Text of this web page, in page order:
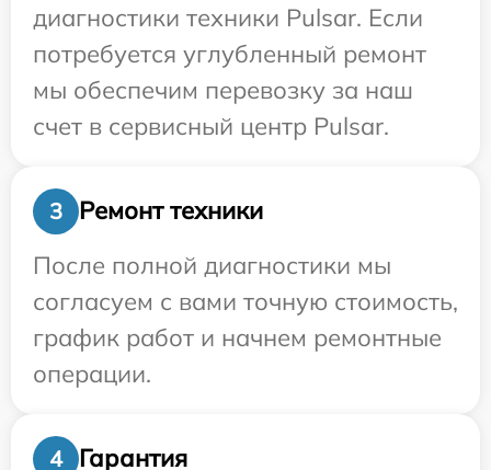
диагностики техники Pulsar. Если
потребуется углубленный ремонт
мы обеспечим перевозку за наш
счет в сервисный центр Pulsar.
3
Ремонт техники
После полной диагностики мы
согласуем с вами точную стоимость,
график работ и начнем ремонтные
операции.
4 Гарантия